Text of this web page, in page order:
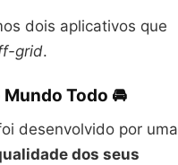
dois aplicativos que
grid.
Todo 🚘
desenvolvido por uma
dos seus